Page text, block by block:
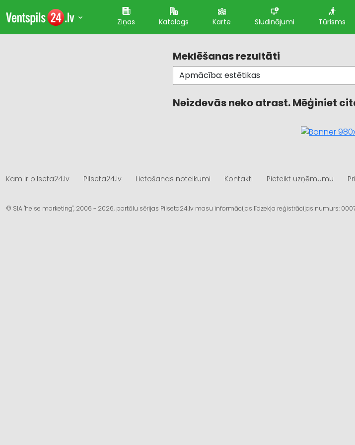
Ziņas Katalogs Karte Sludinājumi Tūrisms
Meklēšanas rezultāti
Neizdevās neko atrast. Mēģiniet
Kam ir pilseta24.lv Pilseta24.lv Lietošanas noteikumi Kontakti Pieteikt uzņēmumu
© SIA "heise marketing", 2006 - 2026, portālu sērijas Pilseta24.lv masu informācijas līdzekļa reģistrācijas numurs: